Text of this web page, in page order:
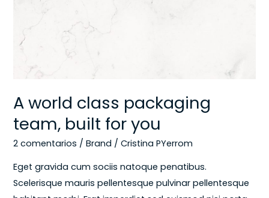
A world class packaging
team, built for you
2 comentarios /Brand /Cristina PYerrom
Eget gravida cum sociis natoque penatibus.
Scelerisque mauris pellentesque pulvinar pellentesque
for
you